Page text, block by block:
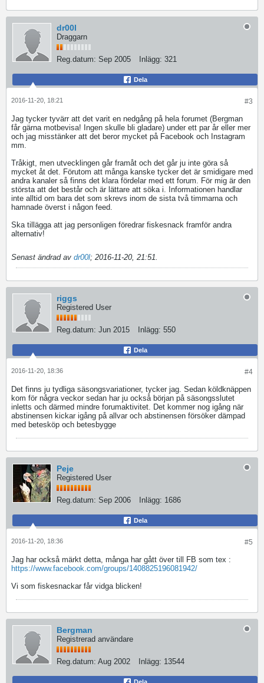
dr00l
Draggarn
Reg.datum: Sep 2005 Inlägg: 321
Dela
#3
2016-11-20, 18:21
Jag tycker tyvärr att det varit en nedgång på hela forumet (Bergman
får gärna motbevisa! Ingen skulle bli gladare) under ett par år eller mer
och jag misstänker att det beror mycket på Facebook och Instagram
mm.
Tråkigt, men utvecklingen går framåt och det går ju inte göra så
mycket åt det. Förutom att många kanske tycker det är smidigare med
andra kanaler så finns det klara fördelar med ett forum. För mig är den
största att det består och är lättare att söka i. Informationen handlar
inte alltid om bara det som skrevs inom de sista två timmarna och
hamnade överst i någon feed.
Ska tillägga att jag personligen föredrar fiskesnack framför andra
alternativ!
Senast ändrad av dr00l; 2016-11-20, 21:51.
riggs
Registered User
Reg.datum: Jun 2015 Inlägg: 550
Dela
#4
2016-11-20, 18:36
Det finns ju tydliga säsongsvariationer, tycker jag. Sedan köldknäppen
kom för några veckor sedan har ju också början på säsongsslutet
inletts och därmed mindre forumaktivitet. Det kommer nog igång när
abstinensen kickar igång på allvar och abstinensen försöker dämpad
med betesköp och betesbygge
Peje
Registered User
Reg.datum: Sep 2006 Inlägg: 1686
Dela
#5
2016-11-20, 18:36
Jag har också märkt detta, många har gått över till FB som tex :
https://www.facebook.com/groups/1408825196081942/
Vi som fiskesnackar får vidga blicken!
Bergman
Registrerad användare
Reg.datum: Aug 2002 Inlägg: 13544